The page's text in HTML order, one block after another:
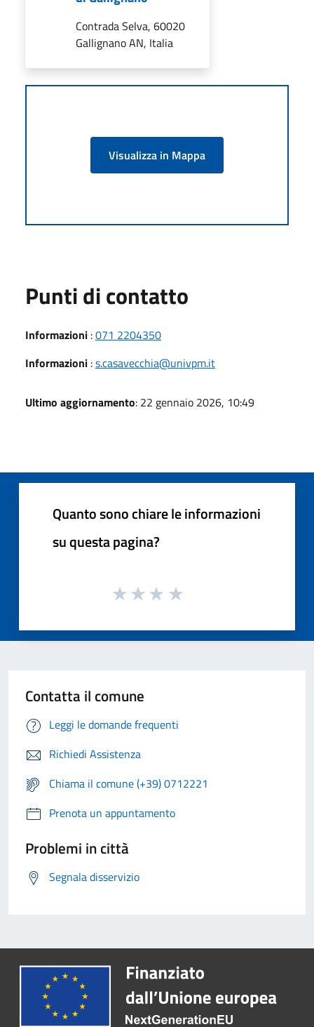
Contrada Selva, 60020
Gallignano AN, Italia
Visualizza in Mappa
Punti di contatto
Informazioni :071 2204350
Informazioni :s.casavecchia@univpm.it
Ultimo aggiornamento: 22 gennaio 2026, 10:49
Quanto sono chiare le informazioni
su questa pagina?
Contatta il comune
Leggi le domande frequenti
Richiedi Assistenza
Chiama il comune (+39) 0712221
Prenota un appuntamento
Problemi in città
Segnala disservizio